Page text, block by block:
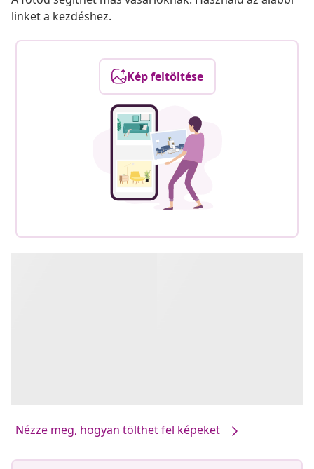
linket a kezdéshez.
Kép feltöltése
Nézze meg, hogyan tölthet fel képeket